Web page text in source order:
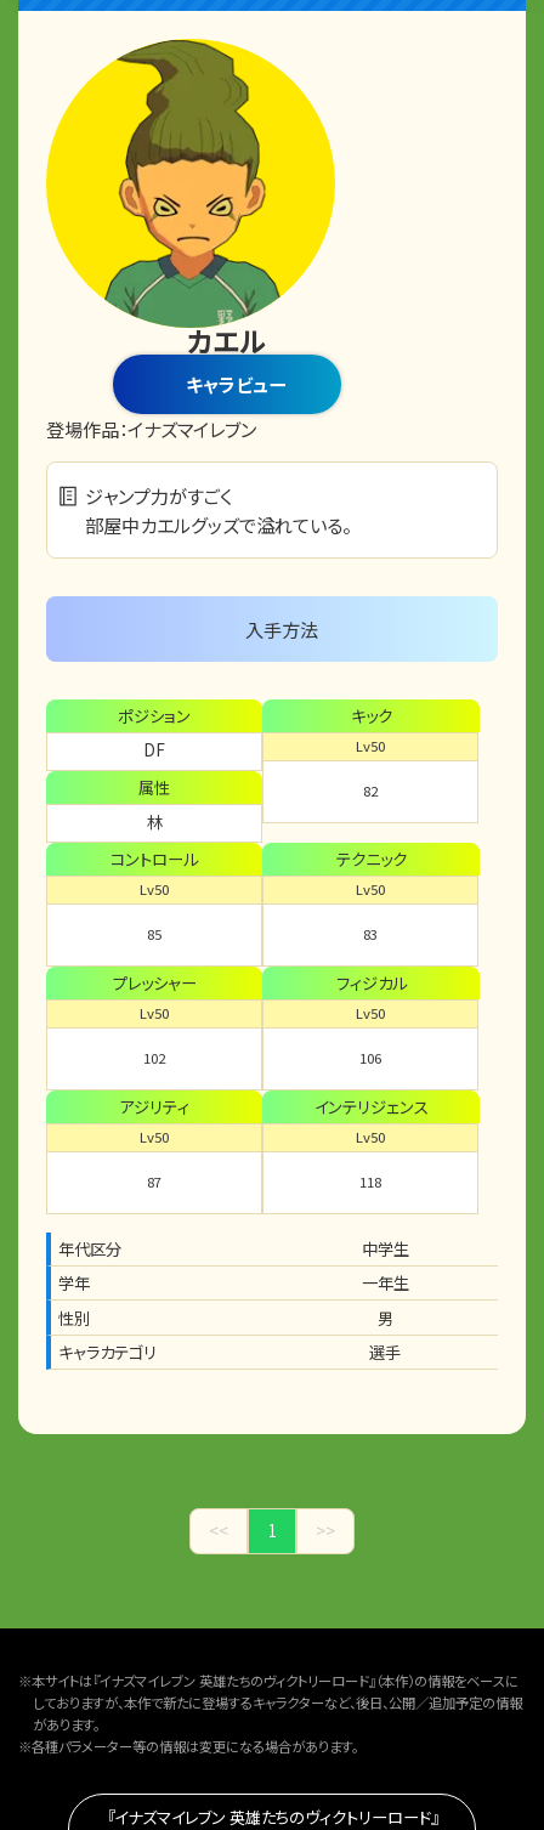
カエル
キャラビュー
登場作品：イナズマイレブン
ジャンプ力がすごく
部屋中カエルグッズで溢れている。
入手方法
ポジション
DF
属性
林
キック
Lv50
82
コントロール
Lv50
85
テクニック
Lv50
83
プレッシャー
Lv50
102
フィジカル
Lv50
106
アジリティ
Lv50
87
インテリジェンス
Lv50
118
年代区分
中学生
学年
一年生
性別
男
キャラカテゴリ
選手
<< 1 >>
※本サイトは『イナズマイレブン 英雄たちのヴィクトリーロード』（本作）の情報をベースに
しておりますが、本作で新たに登場するキャラクターなど、後日、公開／追加予定の情報
があります。
※各種パラメーター等の情報は変更になる場合があります。
『イナズマイレブン 英雄たちのヴィクトリーロード』